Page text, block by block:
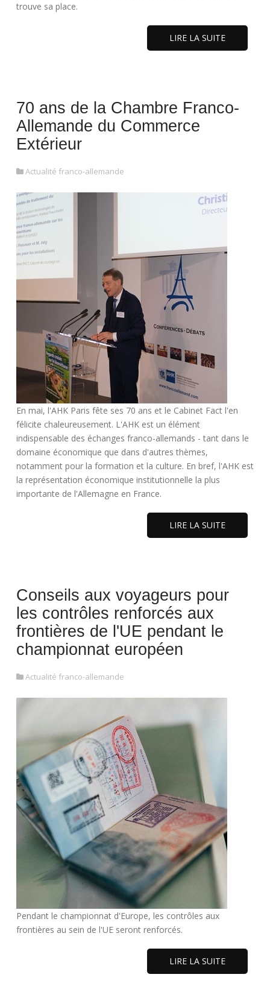
trouve sa place.
LIRE LA SUITE
70 ans de la Chambre Franco-
Allemande du Commerce
Extérieur
Actualité franco-allemande
En mai, l'AHK Paris fête ses 70 ans et le Cabinet Fact l'en
félicite chaleureusement. L'AHK est un élément
indispensable des échanges franco-allemands - tant dans le
domaine économique que dans d'autres thèmes,
notamment pour la formation et la culture. En bref, l'AHK est
la représentation économique institutionnelle la plus
importante de l'Allemagne en France.
LIRE LA SUITE
Conseils aux voyageurs pour
les contrôles renforcés aux
frontières de l'UE pendant le
championnat européen
Actualité franco-allemande
Pendant le championnat d'Europe, les contrôles aux
frontières au sein de l'UE seront renforcés.
LIRE LA SUITE